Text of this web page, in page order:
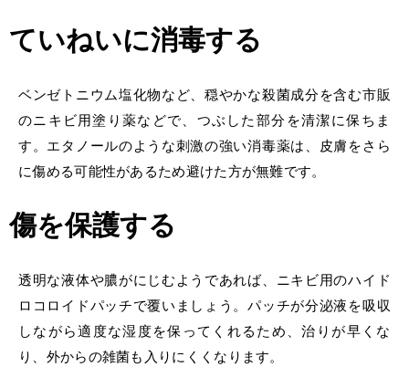
ていねいに消毒する
ベンゼトニウム塩化物など、穏やかな殺菌成分を含む市販
のニキビ用塗り薬などで、つぶした 部分を清潔に保ちま
す。エタノールのような刺激の強い消毒薬は、皮膚をさら
に傷める可能性があるため避けた方が無難です。
傷を保護する
透明な液体や膿がにじむようであれば、ニキビ用のハイド
ロコロイドパッチで覆いましょう。パッチが分泌液を吸収
しながら適度な湿度を保ってくれるため、治りが早くな
り、外からの雑菌も入りにくくなります。